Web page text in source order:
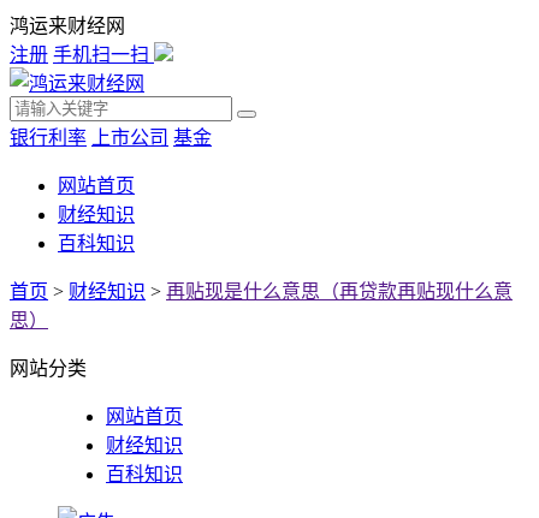
鸿运来财经网
注册 手机扫一扫
银行利率 上市公司 基金
网站首页
财经知识
百科知识
首页 > 财经知识 > 再贴现是什么意思（再贷款再贴现什么意
思）
网站分类
网站首页
财经知识
百科知识